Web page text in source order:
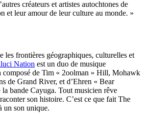
créateurs et artistes autochtones de
et leur amour de leur culture au monde. »
les frontières géographiques, culturelles et
Nation est un duo de musique
composé de Tim « 2oolman » Hill, Mohawk
de Grand River, et d’Ehren « Bear
bande Cayuga. Tout musicien rêve
son histoire. C’est ce que fait The
un son unique.